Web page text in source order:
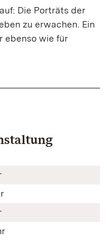
Die Porträts der
zu erwachen. Ein
ebenso wie für